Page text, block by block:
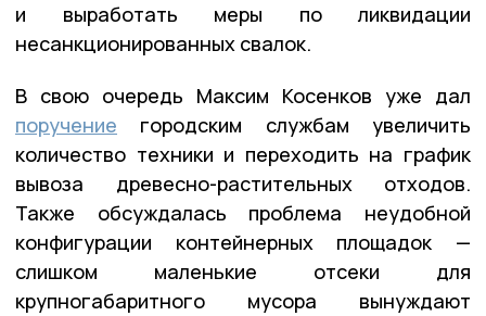
и выработать меры по ликвидации
несанкционированных свалок.
В свою очередь Максим Косенков уже дал
поручение городским службам увеличить
количество техники и переходить на график
вывоза древесно-растительных отходов.
Также обсуждалась проблема неудобной
конфигурации контейнерных площадок —
слишком маленькие отсеки для
крупногабаритного мусора вынуждают